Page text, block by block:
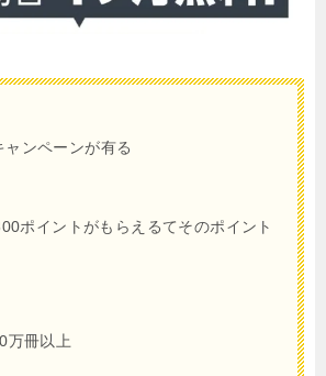
ャンペーンが有る
ポイントがもらえるてそのポイント
万冊以上